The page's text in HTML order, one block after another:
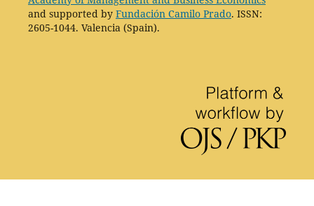
and supported by Fundación Camilo Prado. ISSN:
2605-1044. Valencia (Spain).